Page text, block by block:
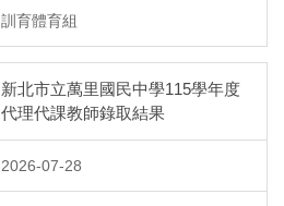
訓育體育組
新北市立萬里國民中學115學年度
代理代課教師錄取結果
2026-07-28